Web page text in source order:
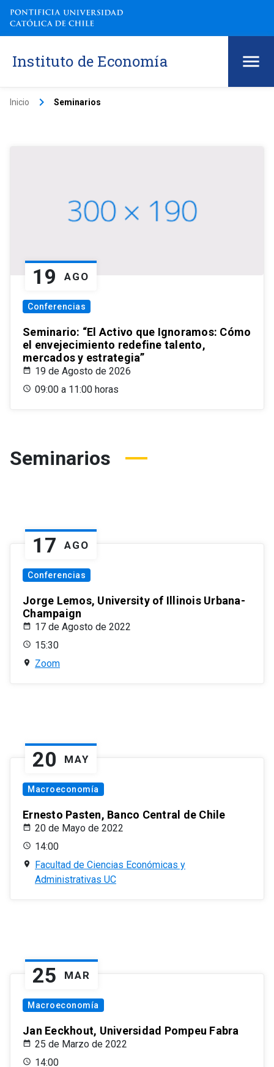
Instituto de Economía
Inicio keyboard_arrow_right Seminarios
19 AGO
Conferencias
Seminario: “El Activo que Ignoramos: Cómo
el envejecimiento redefine talento,
mercados y estrategia”
19 de Agosto de 2026
09:00 a 11:00 horas
Seminarios
17 AGO
Conferencias
Jorge Lemos, University of Illinois Urbana-
Champaign
17 de Agosto de 2022
15:30
Zoom
20 MAY
Macroeconomía
Ernesto Pasten, Banco Central de Chile
20 de Mayo de 2022
14:00
Facultad de Ciencias Económicas y
Administrativas UC
25 MAR
Macroeconomía
Jan Eeckhout, Universidad Pompeu Fabra
25 de Marzo de 2022
14:00